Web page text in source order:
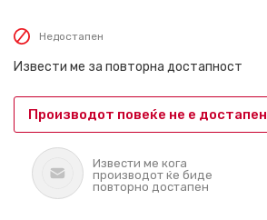
Недостапен
Извести ме за повторна достапност
Производот повеќе не е достапен
Извести ме кога
производот ќе биде
повторно достапен